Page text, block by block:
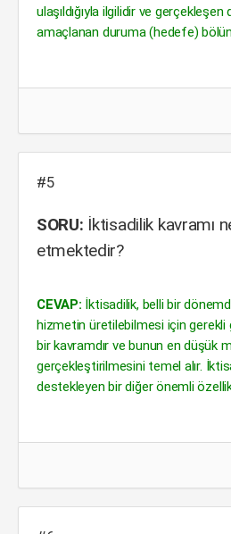
ulaşıldığıyla ilgilidir ve
amaçlanan duruma (hedefe)
#5
SORU: İktisadilik kavramı
etmektedir?
CEVAP: İktisadilik, belli bir
hizmetin üretilebilmesi için gerekli
bir kavramdır ve bunun en düşük
gerçekleştirilmesini temel alır.
destekleyen bir diğer önemli